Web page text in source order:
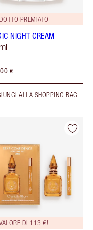
PREMIATO
NIGHT CREAM
€
ALLA SHOPPING BAG
DI 113 €!